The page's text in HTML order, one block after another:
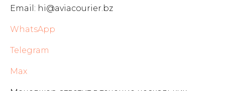
Email: hi@aviacourier.bz
WhatsApp
Telegram
Max